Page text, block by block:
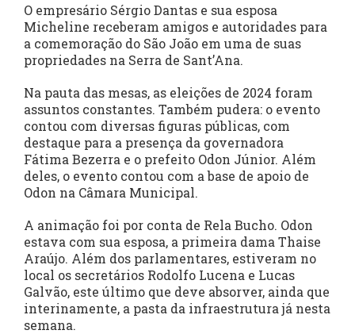
O empresário Sérgio Dantas e sua esposa
Micheline receberam amigos e autoridades para
a comemoração do São João em uma de suas
propriedades na Serra de Sant’Ana.
Na pauta das mesas, as eleições de 2024 foram
assuntos constantes. Também pudera: o evento
contou com diversas figuras públicas, com
destaque para a presença da governadora
Fátima Bezerra e o prefeito Odon Júnior. Além
deles, o evento contou com a base de apoio de
Odon na Câmara Municipal.
A animação foi por conta de Rela Bucho. Odon
estava com sua esposa, a primeira dama Thaise
Araújo. Além dos parlamentares, estiveram no
local os secretários Rodolfo Lucena e Lucas
Galvão, este último que deve absorver, ainda que
interinamente, a pasta da infraestrutura já nesta
semana.